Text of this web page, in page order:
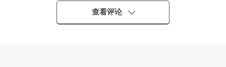
・土地面积约122平米的整形地
查看评论